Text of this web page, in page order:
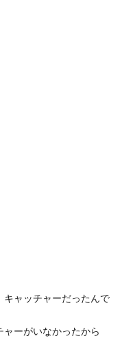
キャッチャーだったんで
ーがいなかったから